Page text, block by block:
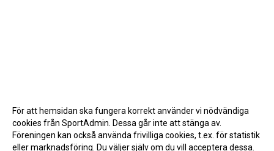
För att hemsidan ska fungera korrekt använder vi nödvändiga
cookies från SportAdmin. Dessa går inte att stänga av.
Föreningen kan också använda frivilliga cookies, t.ex. för statistik
eller marknadsföring. Du väljer själv om du vill acceptera dessa.